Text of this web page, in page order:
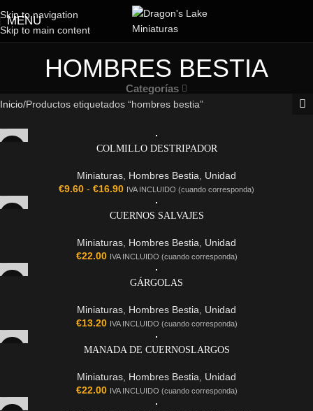
Skip to navigation
Skip to main content
MENU
HOMBRES BESTIA
Categorías
Inicio Productos etiquetados “hombres bestia”
COLMILLO DESTRIPADOR
Miniaturas Hombres Bestia
Unidad
€9.60 - €16.90 IVA INCLUIDO (cuando corresponda)
CUERNOS SALVAJES
Miniaturas Hombres Bestia
Unidad
€22.00 IVA INCLUIDO (cuando corresponda)
GÁRGOLAS
Miniaturas Hombres Bestia
Unidad
€13.20 IVA INCLUIDO (cuando corresponda)
MANADA DE CUERNOSLARGOS
Miniaturas Hombres Bestia
Unidad
€22.00 IVA INCLUIDO (cuando corresponda)